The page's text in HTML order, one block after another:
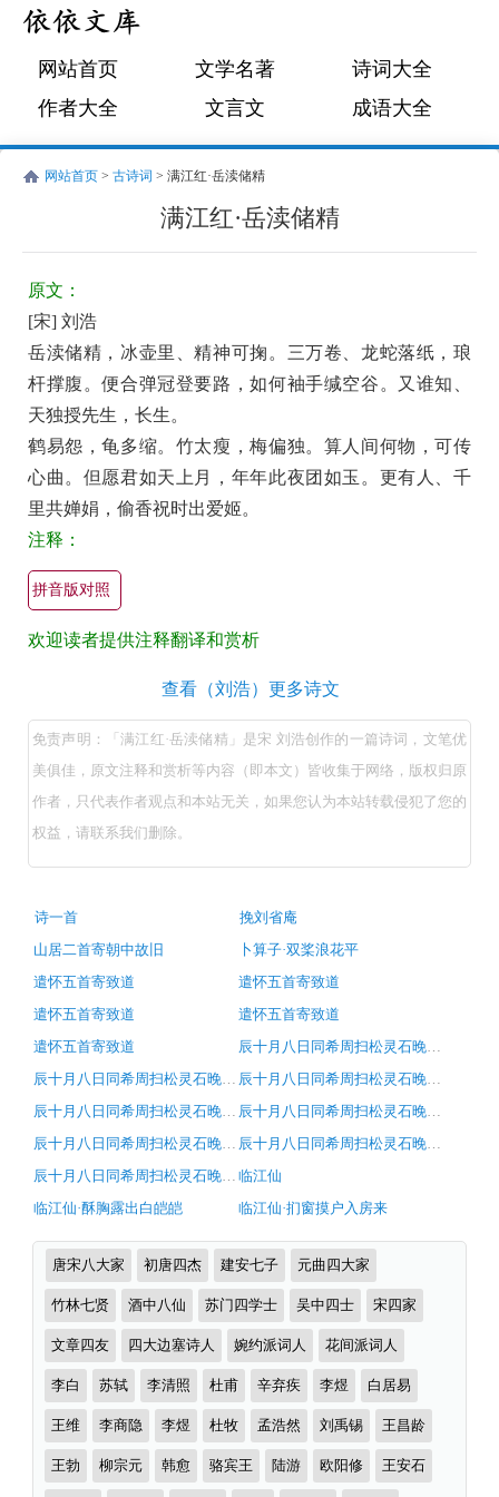
网站首页 文学名著
诗词大全
作者大全
文言文 成语大全
网站首页 > 古诗词 > 满江红·岳渎储精
满江红·岳渎储精
宋
刘
浩
古
诗
词:
满
江
红
·
岳
渎
储
精
原
文
译
+全
文
注
释
文
+原
著
赏
析
原文：
[宋] 刘浩
岳渎储精，冰壶里、精神可掬。三万卷、龙蛇落纸，琅
杆撑腹。便合弹冠登要路，如何袖手缄空谷。又谁知、
天独授先生，长生。
鹤易怨，龟多缩。竹太瘦，梅偏独。算人间何物，可传
心曲。但愿君如天上月，年年此夜团如玉。更有人、千
里共婵娟，偷香祝时出爱姬。
注释：
拼音版对照
欢迎读者提供注释翻译和赏析
江
红
岳
渎
精
（宋
翻
译
及
赏
（完）-
诗
词
译
查看（刘浩）更多诗文
免责声明：「满江红·岳渎储精」是宋 刘浩创作的一篇诗词，文笔优
美俱佳，原文注释和赏析等内容（即本文）皆收集于网络，版权归原
作者，只代表作者观点和本站无关，如果您认为本站转载侵犯了您的
权益，请联系我们删除。
古
词
推
荐
诗一首
挽刘省庵
山居二首寄朝中故旧
卜算子·双桨浪花平
遣怀五首寄致道
遣怀五首寄致道
遣怀五首寄致道
遣怀五首寄致道
遣怀五首寄致道
辰十月八日同希周扫松灵石晚步松下怆然有怀
辰十月八日同希周扫松灵石晚步松下怆然有怀
辰十月八日同希周扫松灵石晚步松下怆然有怀
辰十月八日同希周扫松灵石晚步松下怆然有怀
辰十月八日同希周扫松灵石晚步松下怆然有怀
辰十月八日同希周扫松灵石晚步松下怆然有怀
辰十月八日同希周扫松灵石晚步松下怆然有怀
辰十月八日同希周扫松灵石晚步松下怆然有怀 临江仙
临江仙·酥胸露出白皑皑
临江仙·扪窗摸户入房来
诗
词
分
类
唐宋八大家 初唐四杰 建安七子 元曲四大家
竹林七贤 酒中八仙 苏门四学士 吴中四士 宋四家
文章四友 四大边塞诗人 婉约派词人 花间派词人
李白 苏轼 李清照 杜甫 辛弃疾 李煜 白居易
王维 李商隐 李煜 杜牧 孟浩然 刘禹锡 王昌龄
王勃 柳宗元 韩愈 骆宾王 陆游 欧阳修 王安石